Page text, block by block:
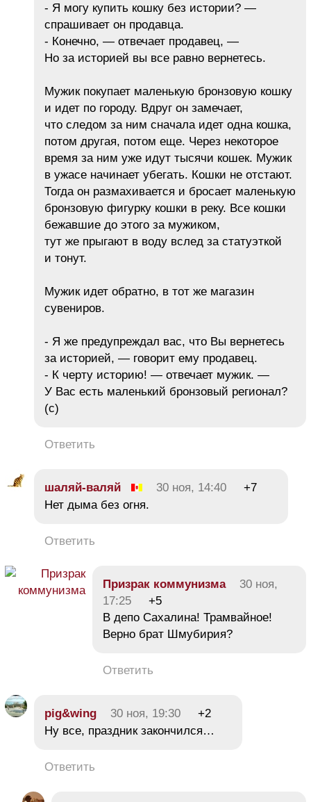
- Я могу купить кошку без истории? —
спрашивает он продавца.
- Конечно, — отвечает продавец, —
Но за историей вы все равно вернетесь.
Мужик покупает маленькую бронзовую кошку
и идет по городу. Вдруг он замечает,
что следом за ним сначала идет одна кошка,
потом другая, потом еще. Через некоторое
время за ним уже идут тысячи кошек. Мужик
в ужасе начинает убегать. Кошки не отстают.
Тогда он размахивается и бросает маленькую
бронзовую фигурку кошки в реку. Все кошки
бежавшие до этого за мужиком,
тут же прыгают в воду вслед за статуэткой
и тонут.
Мужик идет обратно, в тот же магазин
сувениров.
- Я же предупреждал вас, что Вы вернетесь
за историей, — говорит ему продавец.
- К черту историю! — отвечает мужик. —
У Вас есть маленький бронзовый регионал?
(с)
Ответить
шаляй-валяй 30 ноя, 14:40
+7
Нет дыма без огня.
Ответить
Призрак коммунизма
30 ноя,
17:25
+5
В депо Сахалина! Трамвайное!
Верно брат Шмубирия?
Ответить
pig&wing 30 ноя, 19:30
+2
Ну все, праздник закончился…
Ответить